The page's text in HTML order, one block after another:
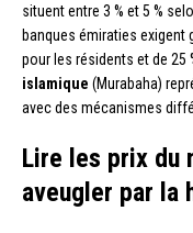
situent entre 3 % et 5 %
banques émiraties exigent
pour les résidents et de 25
islamique (Murabaha)
avec des mécanismes
Lire les prix du
aveugler par la